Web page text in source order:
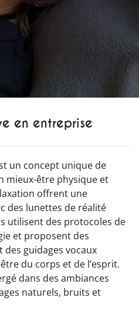
en entreprise
un concept unique de
mieux-être physique et
offrent une
des lunettes de réalité
utilisent des protocoles de
et proposent des
guidages vocaux
du corps et de l’esprit.
dans des ambiances
naturels, bruits et